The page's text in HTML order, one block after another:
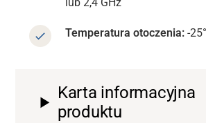
lub 2,4 GHz
Temperatura otoczenia:-
Karta informacyjna
produktu